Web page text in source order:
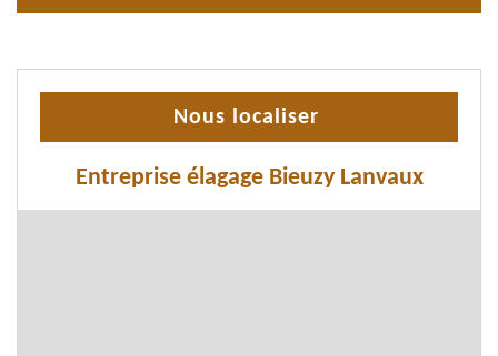
Nous localiser
Entreprise élagage Bieuzy Lanvaux